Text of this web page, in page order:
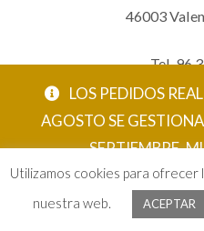
LOS PEDIDOS
AGOSTO SE
SEPTIEMBRE.
46003
Tel. 96
Mov.
Utilizamos cookies para ofrecer
nuestra web.
ACEPTAR